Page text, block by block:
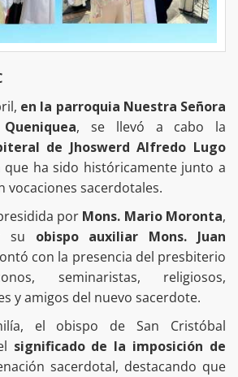
en la parroquia Nuestra Señora
, se llevó a cabo la
de Jhoswerd Alfredo Lugo
ha sido históricamente junto a
vocaciones sacerdotales.
por Mons. Mario Moronta,
su obispo auxiliar Mons. Juan
con la presencia del presbiterio
seminaristas, religiosos,
y amigos del nuevo sacerdote.
el obispo de San Cristóbal
significado de la imposición de
sacerdotal, destacando que